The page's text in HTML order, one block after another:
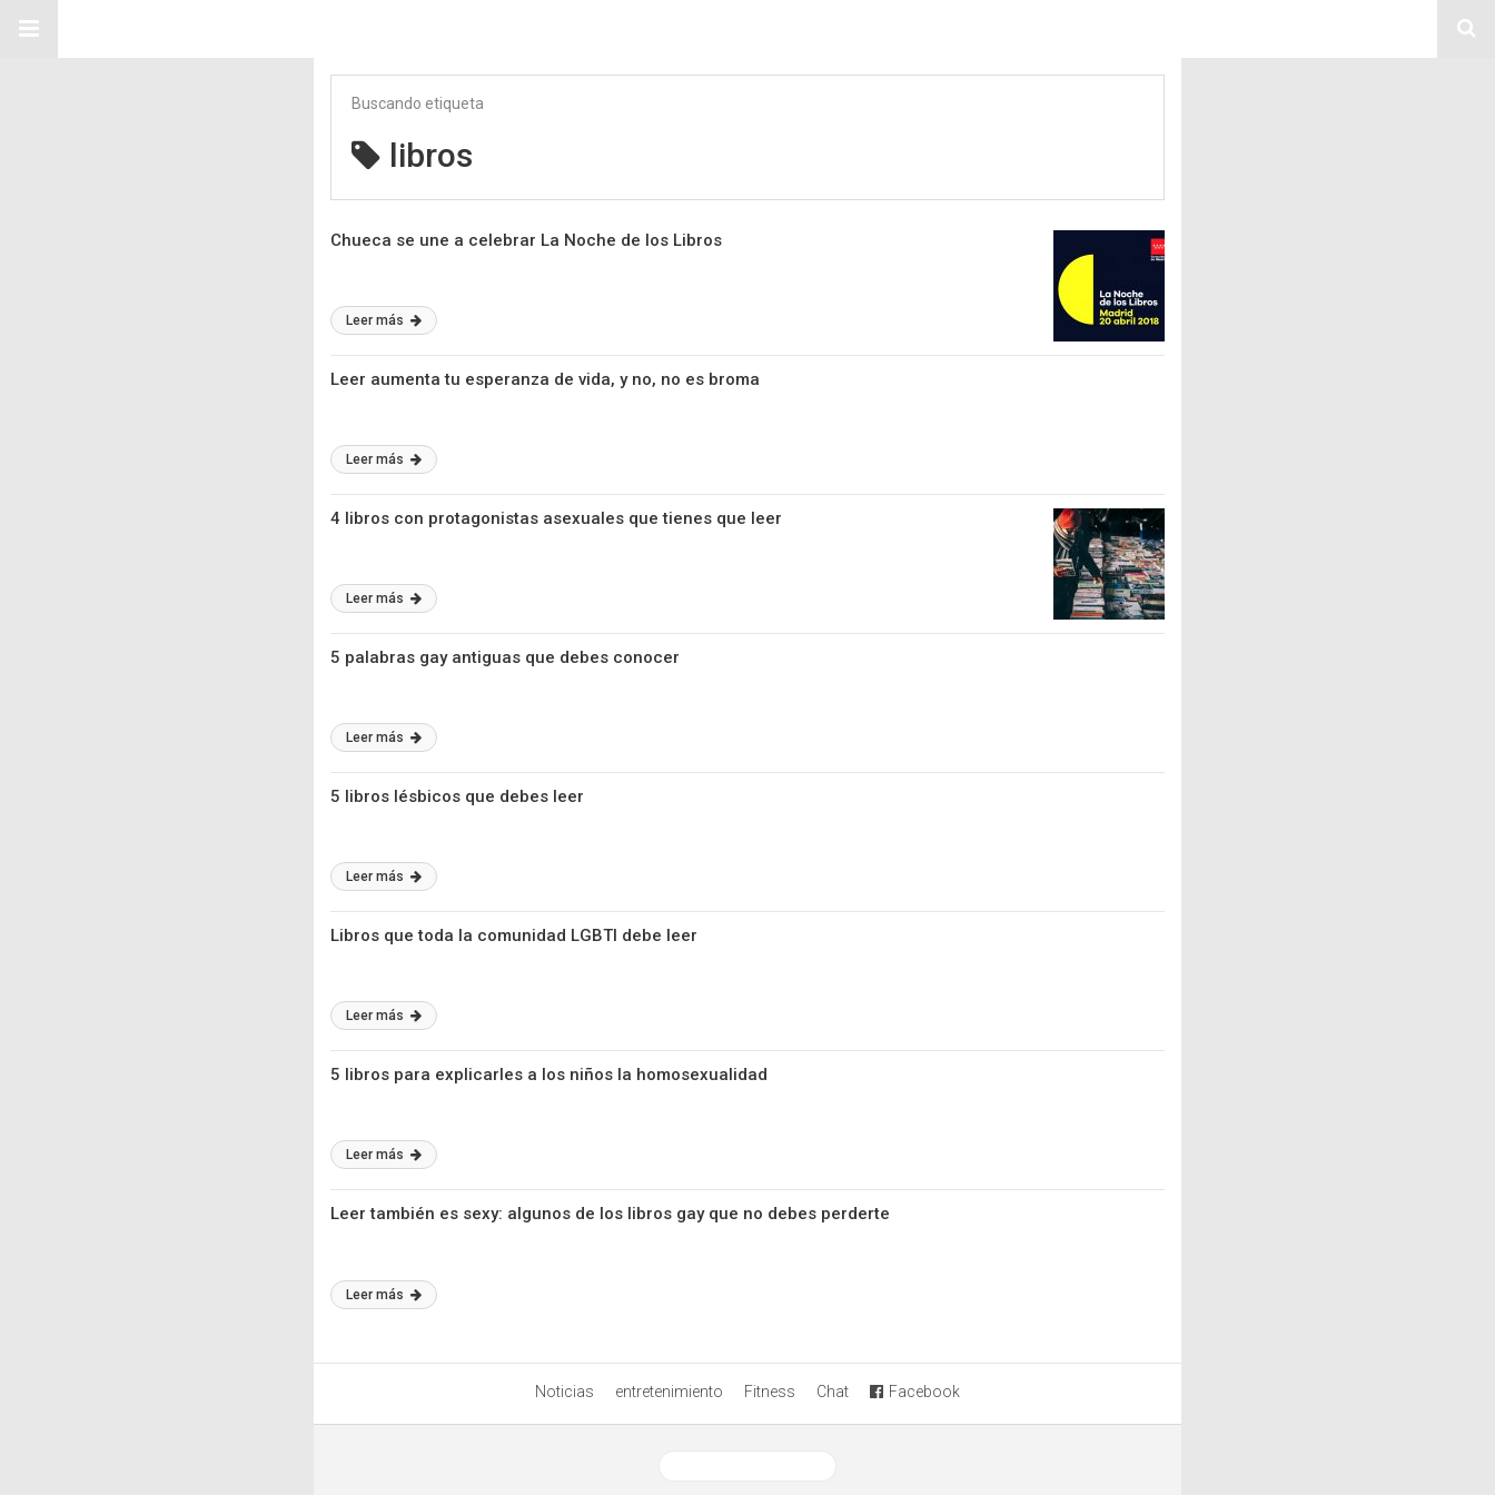
Buscando etiqueta
libros
Chueca se une a celebrar La Noche de los Libros
Leer más
Leer aumenta tu esperanza de vida, y no, no es broma
Leer más
4 libros con protagonistas asexuales que tienes que leer
Leer más
5 palabras gay antiguas que debes conocer
Leer más
5 libros lésbicos que debes leer
Leer más
Libros que toda la comunidad LGBTI debe leer
Leer más
5 libros para explicarles a los niños la homosexualidad
Leer más
Leer también es sexy: algunos de los libros gay que no debes perderte
Leer más
Noticias entretenimiento Fitness Chat Facebook